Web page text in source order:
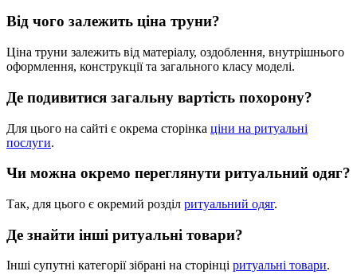
Від чого залежить ціна труни?
Ціна труни залежить від матеріалу, оздоблення, внутрішнього
оформлення, конструкції та загального класу моделі.
Де подивитися загальну вартість похорону?
Для цього на сайті є окрема сторінка ціни на ритуальні
послуги.
Чи можна окремо переглянути ритуальний одяг?
Так, для цього є окремий розділ ритуальний одяг.
Де знайти інші ритуальні товари?
Інші супутні категорії зібрані на сторінці ритуальні товари.